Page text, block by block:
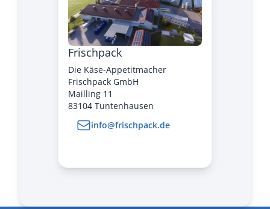
Frischpack
Die Käse-Appetitmacher
Frischpack GmbH
Mailling 11
83104 Tuntenhausen
info@frischpack.de